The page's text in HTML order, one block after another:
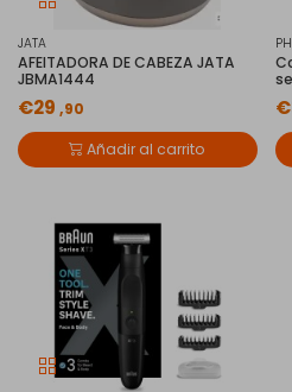
JATA
AFEITADORA DE CABEZA JATA
JBMA1444
€29 ,90
Añadir al carrito